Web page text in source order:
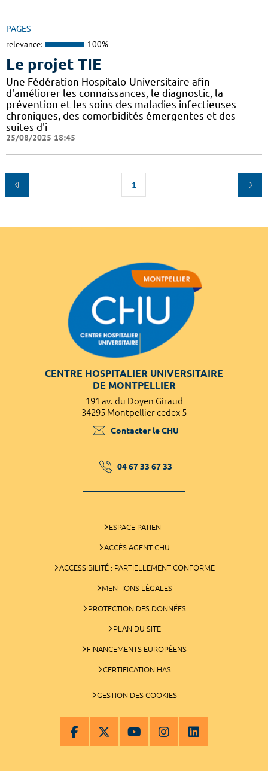
PAGES
relevance: 100%
Le projet TIE
Une Fédération Hospitalo-Universitaire afin
d'améliorer les connaissances, le diagnostic, la
prévention et les soins des maladies infectieuses
chroniques, des comorbidités émergentes et des
suites d'i
25/08/2025 18:45
1
CENTRE HOSPITALIER UNIVERSITAIRE
DE MONTPELLIER
191 av. du Doyen Giraud
34295 Montpellier cedex 5
Contacter le CHU
04 67 33 67 33
ESPACE PATIENT
ACCÈS AGENT CHU
ACCESSIBILITÉ : PARTIELLEMENT CONFORME
MENTIONS LÉGALES
PROTECTION DES DONNÉES
PLAN DU SITE
FINANCEMENTS EUROPÉENS
CERTIFICATION HAS
GESTION DES COOKIES